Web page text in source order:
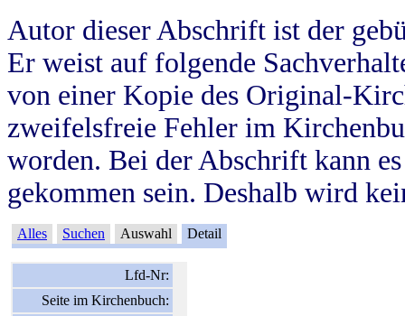
Autor dieser Abschrift ist der
Er weist auf folgende
von einer Kopie des Original-
zweifelsfreie Fehler im
worden. Bei der Abschrift kann
gekommen sein. Deshalb wird
Alles Suchen Auswahl Detail
Lfd-Nr:
Seite im Kirchenbuch: